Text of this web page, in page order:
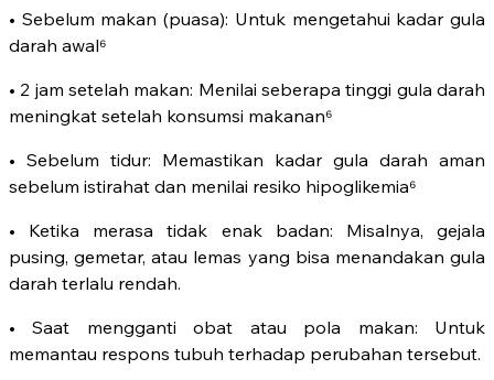
• Sebelum makan (puasa): Untuk mengetahui kadar gula
darah awal⁶
• 2 jam setelah makan: Menilai seberapa tinggi gula darah
meningkat setelah konsumsi makanan⁶
• Sebelum tidur: Memastikan kadar gula darah aman
sebelum istirahat dan menilai resiko hipoglikemia⁶
• Ketika merasa tidak enak badan: Misalnya, gejala
pusing, gemetar, atau lemas yang bisa menandakan gula
darah terlalu rendah.
• Saat mengganti obat atau pola makan: Untuk
memantau respons tubuh terhadap perubahan tersebut.